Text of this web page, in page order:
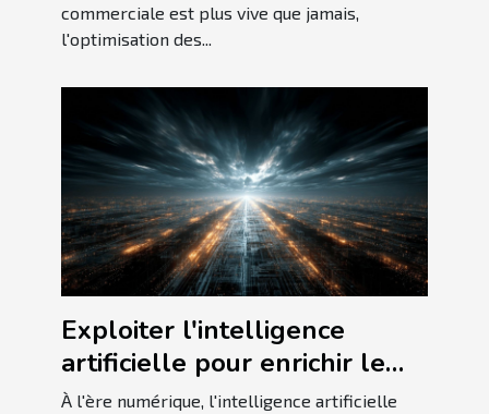
commerciale est plus vive que jamais,
l'optimisation des...
Exploiter l'intelligence
artificielle pour enrichir le
contenu en ligne
À l'ère numérique, l'intelligence artificielle